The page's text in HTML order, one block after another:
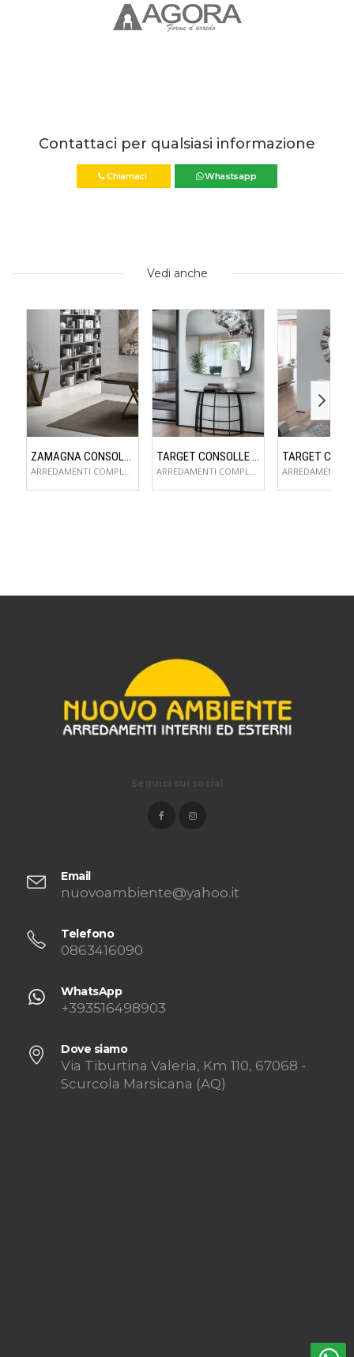
Contattaci per qualsiasi informazione
Chiamaci Whastsapp
Vedi anche
ZAMAGNA CONSOLLE FLAME
ARREDAMENTI COMPLEMENTI D'ARREDO
TARGET CONSOLLE COSMOS
ARREDAMENTI COMPLEMENTI D'ARREDO
Email
nuovoambiente@yahoo.it
Telefono
0863416090
WhatsApp
+393516498903
Dove siamo
Via Tiburtina Valeria, Km 110, 67068 -
Scurcola Marsicana (AQ)